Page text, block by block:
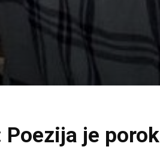
je porok